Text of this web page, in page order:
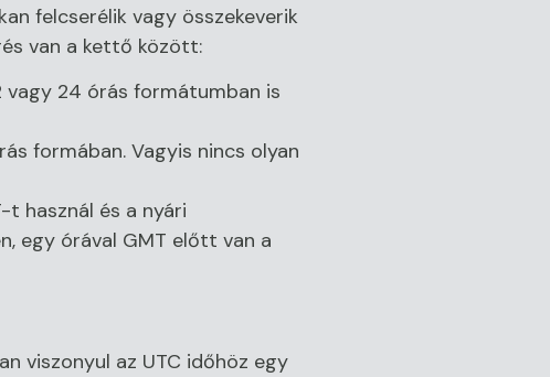
felcserélik vagy összekeverik
van a kettő között:
vagy 24 órás formátumban is
formában. Vagyis nincs olyan
t használ és a nyári
egy órával GMT előtt van a
viszonyul az UTC időhöz egy